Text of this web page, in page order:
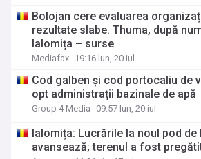
Bolojan cere evaluarea
rezultate slabe. Thuma, după
Ialomița – surse
Mediafax 19:16 lun, 20 iul
Cod galben și cod portocaliu de
opt administrații bazinale de apă
Group 4 Media 09:57 lun, 20 iul
Ialomița: Lucrările la noul pod de
avansează; terenul a fost